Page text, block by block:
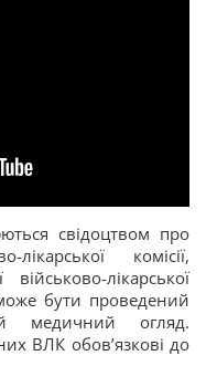
свідоцтвом про
комісії,
лікарської
бути проведений
медичний огляд.
ВЛК обов’язкові до